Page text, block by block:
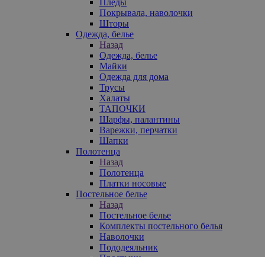
Покрывала, наволочки
Шторы
Одежда, белье
Назад
Одежда, белье
Майки
Одежда для дома
Трусы
Халаты
ТАПОЧКИ
Шарфы, палантины
Варежки, перчатки
Шапки
Полотенца
Назад
Полотенца
Платки носовые
Постельное белье
Назад
Постельное белье
Комплекты постельного белья
Наволочки
Пододеяльник